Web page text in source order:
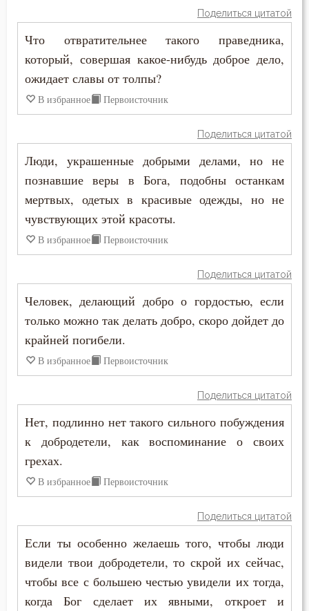
Церковь
Человек
Честолюбие
Честь
Чистота
Чтение
Щедрость
Юность
Язык
Ярость
Поделиться цитатой
Что отвратительнее такого праведника,
который, совершая какое-нибудь доброе дело,
ожидает славы от толпы?
В избранное Первоисточник
Поделиться цитатой
Люди, украшенные добрыми делами, но не
познавшие веры в Бога, подобны останкам
мертвых, одетых в красивые одежды, но не
чувствующих этой красоты.
В избранное Первоисточник
Поделиться цитатой
Человек, делающий добро о гордостью, если
только можно так делать добро, скоро дойдет до
крайней погибели.
В избранное Первоисточник
Поделиться цитатой
Нет, подлинно нет такого сильного побуждения
к добродетели, как воспоминание о своих
грехах.
В избранное Первоисточник
Поделиться цитатой
Если ты особенно желаешь того, чтобы люди
видели твои добродетели, то скрой их сейчас,
чтобы все с большею честью увидели их тогда,
когда Бог сделает их явными, откроет и